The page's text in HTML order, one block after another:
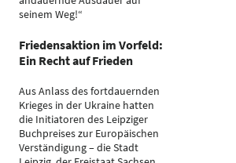
seinem Weg!“
Friedensaktion im Vorfeld:
Ein Recht auf Frieden
Aus Anlass des fortdauernden
Krieges in der Ukraine hatten
die Initiatoren des Leipziger
Buchpreises zur Europäischen
Verständigung – die Stadt